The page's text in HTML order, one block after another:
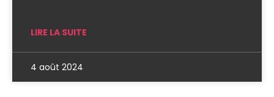
LIRE LA SUITE
4 août 2024